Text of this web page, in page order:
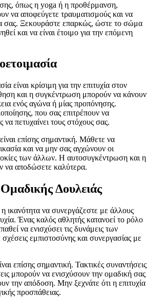
όπως η yoga ή η προθέρμανση,
να αποφεύγετε τραυματισμούς και να
σας. Ξεκουράστε επαρκώς, ώστε το σώμα
και να είναι έτοιμο για την επόμενη
είναι κρίσιμη για την επιτυχία στον
και η συγκέντρωση μπορούν να κάνουν
ενός αγώνα ή μίας προπόνησης.
που σας επιτρέπουν να
πετυχαίνει τους στόχους σας.
επίσης σημαντική. Μάθετε να
και να μην σας αγχώνουν οι
των άλλων. Η αυτοσυγκέντρωση και η
να αποδώσετε καλύτερα.
Δουλειάς
ικανότητα να συνεργάζεστε με άλλους
Ένας καλός αθλητής κατανοεί το ρόλο
να ενισχύσει τις δυνάμεις των
εμπιστοσύνης και συνεργασίας με
επίσης σημαντική. Τακτικές συναντήσεις
μπορούν να ενισχύσουν την ομαδική σας
την απόδοση. Μην ξεχνάτε ότι η επιτυχία
προσπάθειας.